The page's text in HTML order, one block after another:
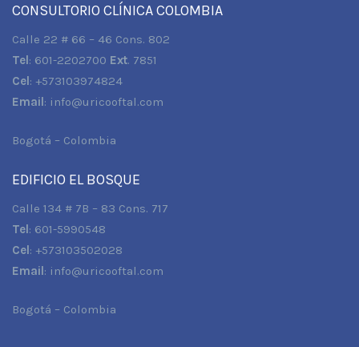
CONSULTORIO CLÍNICA COLOMBIA
Calle 22 # 66 – 46 Cons. 802
Tel: 601-2202700 Ext. 7851
Cel: +573103974824
Email: info@uricooftal.com
Bogotá – Colombia
EDIFICIO EL BOSQUE
Calle 134 # 7B – 83 Cons. 717
Tel: 601-5990548
Cel: +573103502028
Email: info@uricooftal.com
Bogotá – Colombia